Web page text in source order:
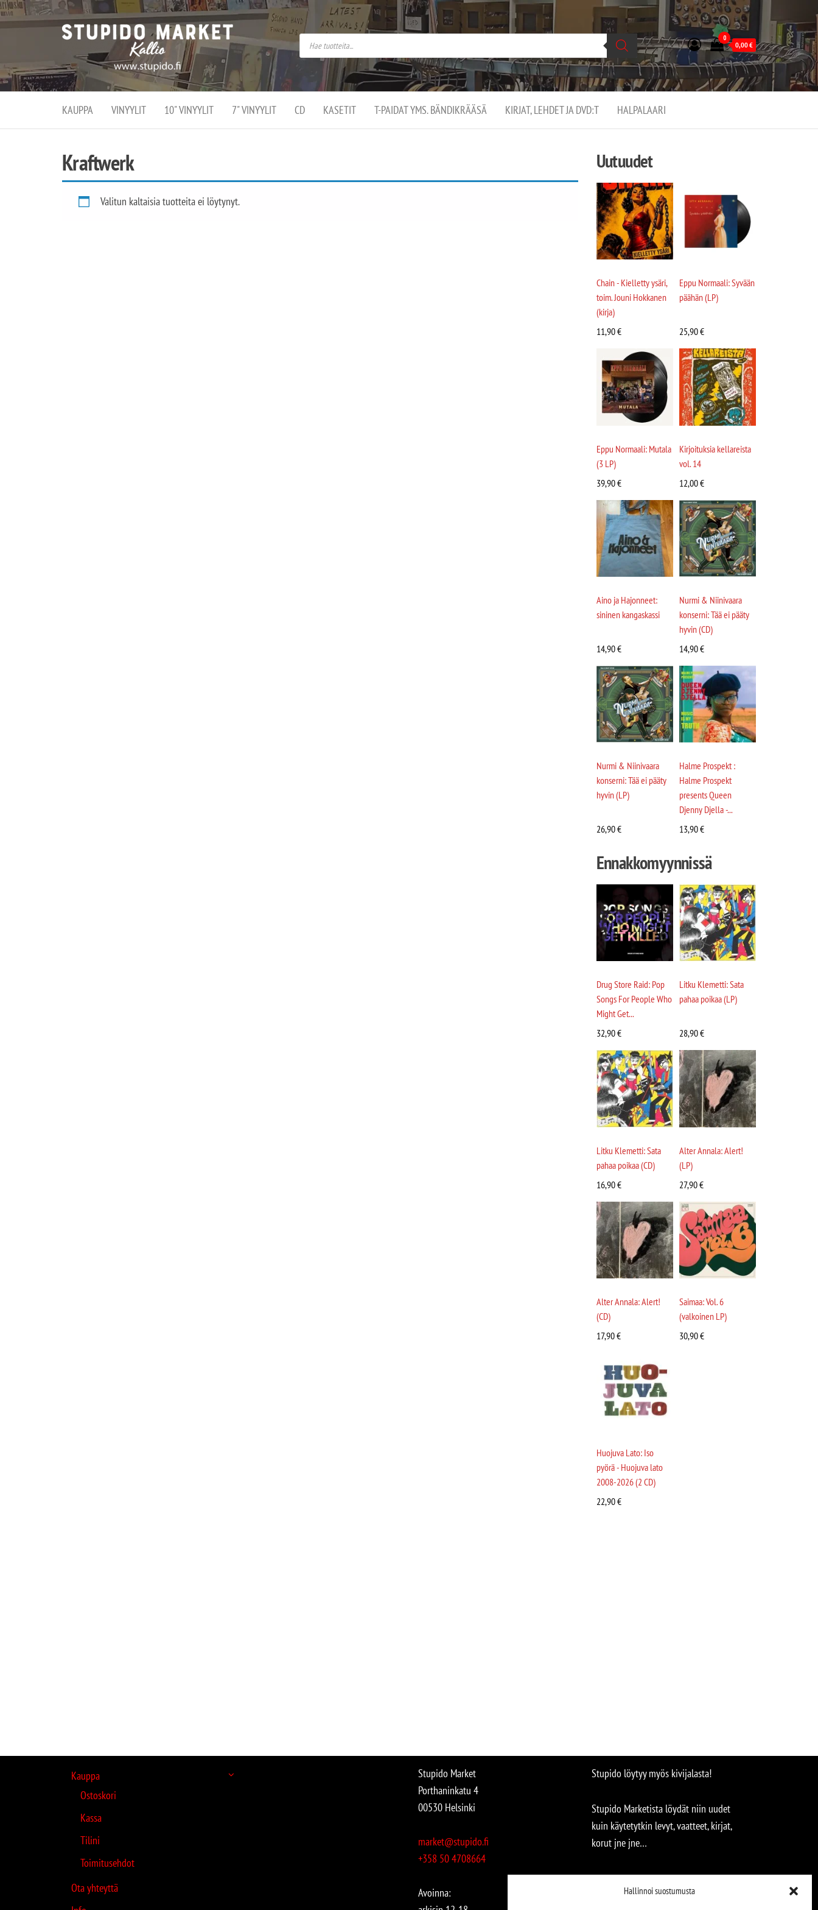
Hallinnoi suostumusta
Stupido
Market –
verkossa
ja
kivijalassa
Stupido Market on
vaihtoehtomusaan
erikoistunut
verkko- sekä
kivijalkakauppa
Helsingissä
Kallion
0
0,00€
KAUPPA VINYYLIT 10" VINYYLIT 7" VINYYLIT CD KASETIT T-PAIDAT YMS. BÄNDIKRÄÄSÄ KIRJAT, LEHDET JA DVD:T HALPALAARI
Kraftwerk
Valitun kaltaisia tuotteita ei löytynyt.
Uutuudet
Chain - Kielletty ysäri,
toim. Jouni Hokkanen
(kirja)
11,90€
Eppu Normaali: Syvään
päähän (LP)
25,90€
Eppu Normaali: Mutala
(3 LP)
39,90€
Kirjoituksia kellareista
vol. 14
12,00€
Aino ja Hajonneet:
sininen kangaskassi
14,90€
Nurmi & Niinivaara
konserni: Tää ei pääty
hyvin (CD)
14,90€
Nurmi & Niinivaara
konserni: Tää ei pääty
hyvin (LP)
26,90€
Halme Prospekt :
Halme Prospekt
presents Queen
Djenny Djella -...
13,90€
Ennakkomyynnissä
Drug Store Raid: Pop
Songs For People Who
Might Get...
32,90€
Litku Klemetti: Sata
pahaa poikaa (LP)
28,90€
Litku Klemetti: Sata
pahaa poikaa (CD)
16,90€
Alter Annala: Alert!
(LP)
27,90€
Alter Annala: Alert!
(CD)
17,90€
Saimaa: Vol. 6
(valkoinen LP)
30,90€
Huojuva Lato: Iso
pyörä - Huojuva lato
2008-2026 (2 CD)
22,90€
Kauppa
Ostoskori
Kassa
Tilini
Toimitusehdot
Ota yhteyttä
Stupido Market
Porthaninkatu 4
00530 Helsinki
market@stupido.fi
+358 50 4708664
Avoinna:
Stupido löytyy myös kivijalasta!
Stupido Marketista löydät niin uudet
kuin käytetytkin levyt, vaatteet, kirjat,
korut jne jne…